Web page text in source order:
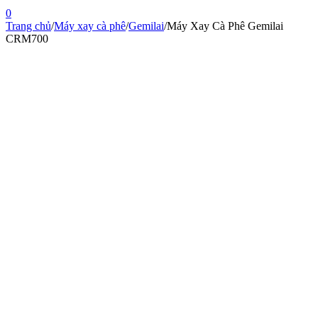
0
Trang chủ/Máy xay cà phê/Gemilai/Máy Xay Cà Phê Gemilai
CRM700